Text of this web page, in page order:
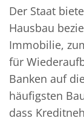
Der Staat
Hausbau
Immobilie,
für
Banken auf
häufigsten
dass